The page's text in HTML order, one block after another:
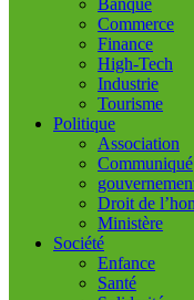
Banque
Commerce
Finance
High-Tech
Industrie
Tourisme
Politique
Association
Communiqué
Droit de
Ministère
Société
Enfance
Santé